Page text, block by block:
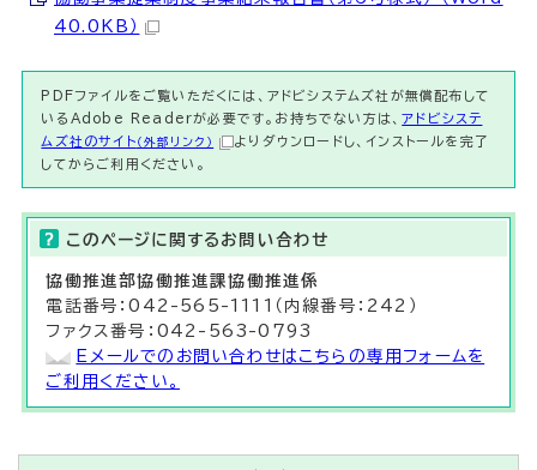
40.0KB）
PDFファイルをご覧いただくには、アドビシステムズ社が無償配布して
いるAdobe Readerが必要です。お持ちでない方は、アドビシステ
ムズ社のサイト （外部リンク）
よりダウンロードし、インストールを完了
してからご利用ください。
このページに関する お問い合わせ
協働推進部協働推進課協働推進係
電話番号：042-565-1111（内線番号：242）
ファクス番号：042-563-0793
Eメールでのお問い合わせはこちらの専用フォームを
ご利用ください。